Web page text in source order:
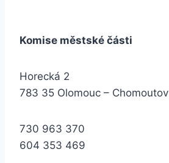
Komise městské části
Horecká 2
783 35 Olomouc – Chomoutov
730 963 370
604 353 469